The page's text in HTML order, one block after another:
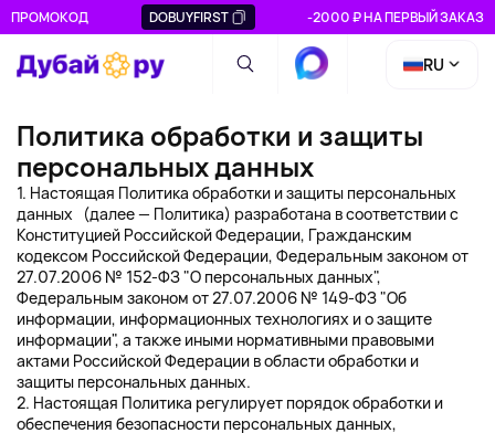
ПРОМОКОД DOBUYFIRST -2000 ₽ НА ПЕРВЫЙ ЗАКАЗ
RU
Политика обработки и защиты
персональных данных
1. Настоящая Политика обработки и защиты персональных
данных (далее — Политика) разработана в соответствии с
Конституцией Российской Федерации, Гражданским
кодексом Российской Федерации, Федеральным законом от
27.07.2006 № 152-ФЗ "О персональных данных",
Федеральным законом от 27.07.2006 № 149-ФЗ "Об
информации, информационных технологиях и о защите
информации", а также иными нормативными правовыми
актами Российской Федерации в области обработки и
защиты персональных данных.
2. Настоящая Политика регулирует порядок обработки и
обеспечения безопасности персональных данных,